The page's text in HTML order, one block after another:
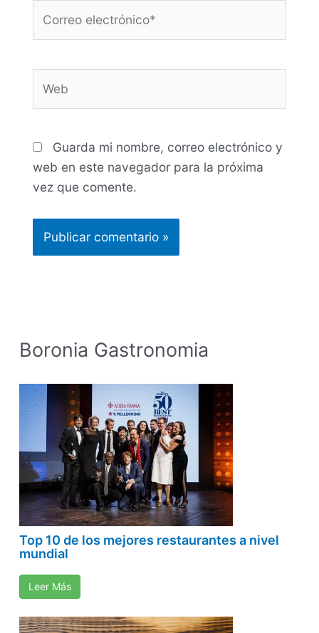
electrónico*
Guarda mi nombre, correo electrónico y
web en este navegador para la próxima
vez que comente.
Boronia Gastronomia
Top 10 de los mejores restaurantes a nivel
mundial
Leer Más